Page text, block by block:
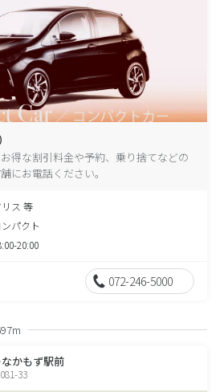
得な割引料金や予約、乗り捨てなどの
にお電話ください。
ス 等
ンパクト
20:00
072-246-5000
かもず駅前
33